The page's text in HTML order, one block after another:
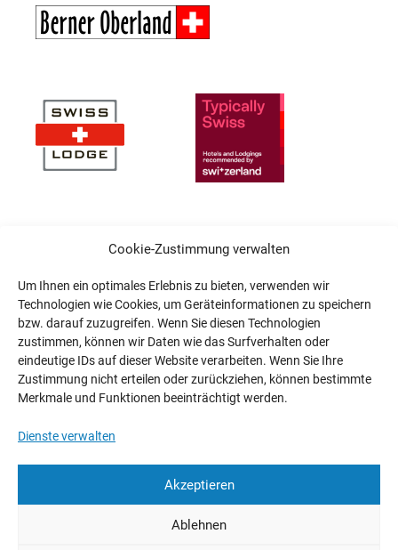
Cookie-Zustimmung verwalten
Um Ihnen ein optimales Erlebnis zu bieten, verwenden wir
Technologien wie Cookies, um Geräteinformationen zu speichern
bzw. darauf zuzugreifen. Wenn Sie diesen Technologien
zustimmen, können wir Daten wie das Surfverhalten oder
eindeutige IDs auf dieser Website verarbeiten. Wenn Sie Ihre
Zustimmung nicht erteilen oder zurückziehen, können bestimmte
Merkmale und Funktionen beeinträchtigt werden.
Dienste verwalten
Akzeptieren
Ablehnen
Wählen Sie eine Sprache